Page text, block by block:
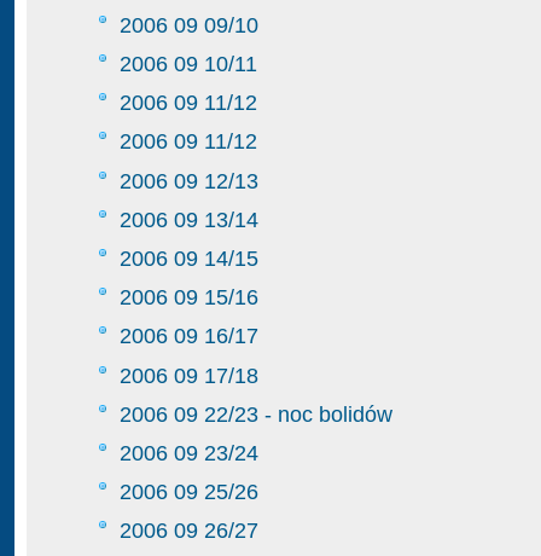
2006 09 09/10
2006 09 10/11
2006 09 11/12
2006 09 11/12
2006 09 12/13
2006 09 13/14
2006 09 14/15
2006 09 15/16
2006 09 16/17
2006 09 17/18
2006 09 22/23 - noc bolidów
2006 09 23/24
2006 09 25/26
2006 09 26/27